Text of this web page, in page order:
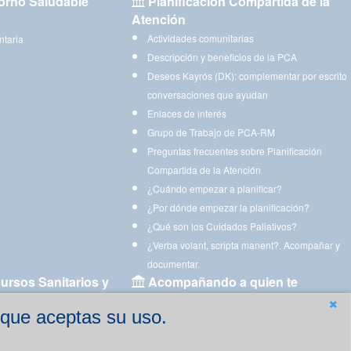
aceptas su uso.
Atención
Actividades comunitarias
Descripción y beneficios de la PCA
Deseos Kayrós (DK): complementar por escrito
conversaciones que ayudan
Enlaces de interés
Grupo de Trabajo de PCA-RM
Preguntas frecuentes sobre Planificación
Compartida de la Atención
¿Cuándo empezar a planificar?
¿Por dónde empezar la planificación?
¿Qué son los Cuidados Paliativos?
¿Verba volant, scripta manent?. Acompañar y
documentar.
Sanitarios y
Acompañando a quien te
Aplicaciones para descargar